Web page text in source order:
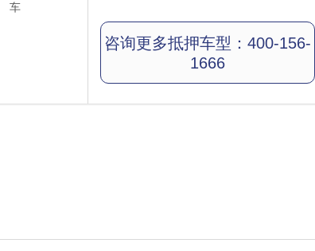
车
咨询更多抵押车型：400-156-
1666